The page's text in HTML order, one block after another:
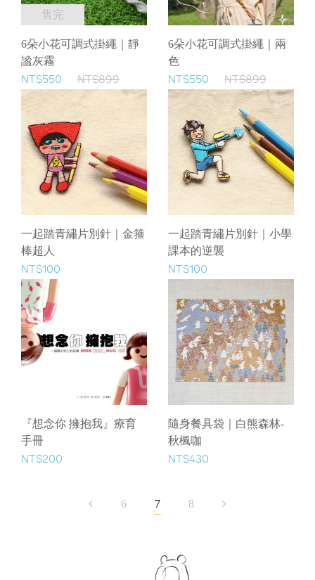
售完
6朵小花可調式掛繩｜靜
謐灰霧
NT$550 NT$899
6朵小花可調式掛繩｜兩
色
NT$550 NT$899
一起踏青繡片別針｜金箍
棒超人
NT$100
一起踏青繡片別針｜小學
課本的逆襲
NT$100
『想念你 擁抱我』療育
手冊
NT$200
隨身餐具袋｜白熊森林-
秋楓咖
NT$430
6 7 8